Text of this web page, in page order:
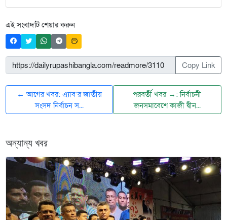
এই সংবাদটি শেয়ার করুন
Copy Link
← আগের খবর: এ্যাব’র জাতীয়
সংসদ নির্বাচন স...
পরবর্তী খবর →: নির্বাচনী
জনসমাবেশে কাজী দ্বীন...
অন্যান্য খবর